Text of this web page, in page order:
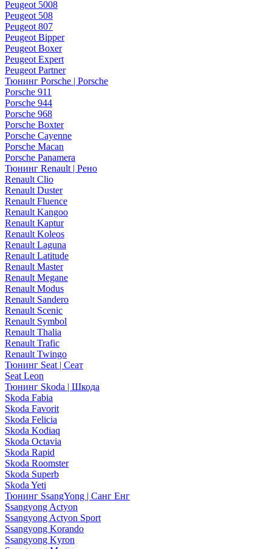
Peugeot 5008
Peugeot 508
Peugeot 807
Peugeot Bipper
Peugeot Boxer
Peugeot Expert
Peugeot Partner
Тюнинг Porsche | Porsche
Porsche 911
Porsche 944
Porsche 968
Porsche Boxter
Porsche Cayenne
Porsche Macan
Porsche Panamera
Тюнинг Renault | Рено
Renault Clio
Renault Duster
Renault Fluence
Renault Kangoo
Renault Kaptur
Renault Koleos
Renault Laguna
Renault Latitude
Renault Master
Renault Megane
Renault Modus
Renault Sandero
Renault Scenic
Renault Symbol
Renault Thalia
Renault Trafic
Renault Twingo
Тюнинг Seat | Сеат
Seat Leon
Тюнинг Skoda | Шкода
Skoda Fabia
Skoda Favorit
Skoda Felicia
Skoda Kodiaq
Skoda Octavia
Skoda Rapid
Skoda Roomster
Skoda Superb
Skoda Yeti
Тюнинг SsangYong | Санг Енг
Ssangyong Actyon
Ssangyong Actyon Sport
Ssangyong Korando
Ssangyong Kyron